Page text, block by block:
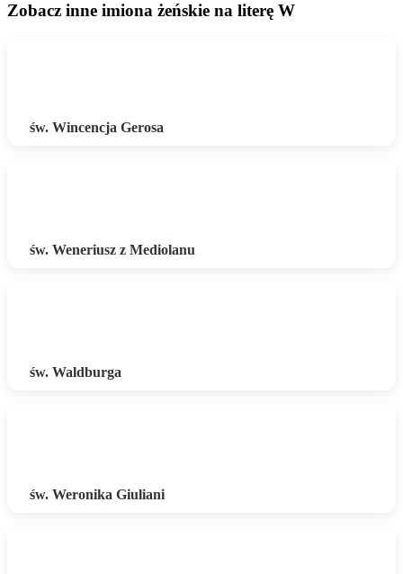
Zobacz inne imiona żeńskie na literę W
św. Wincencja Gerosa
św. Weneriusz z Mediolanu
św. Waldburga
św. Weronika Giuliani